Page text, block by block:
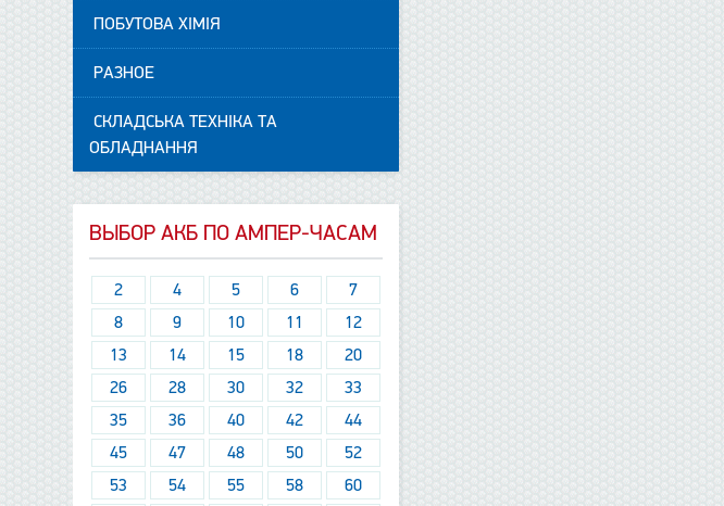
ПОБУТОВА ХІМІЯ
РАЗНОЕ
СКЛАДСЬКА ТЕХНІКА ТА
ОБЛАДНАННЯ
ВЫБОР АКБ ПО АМПЕР-ЧАСАМ
2 4 5 6
7
8
9 10 11
12
13
14 15 18
20
26
28 30 32
33
35
36 40 42
44
45
47 48 50
52
53
54 55 58
60